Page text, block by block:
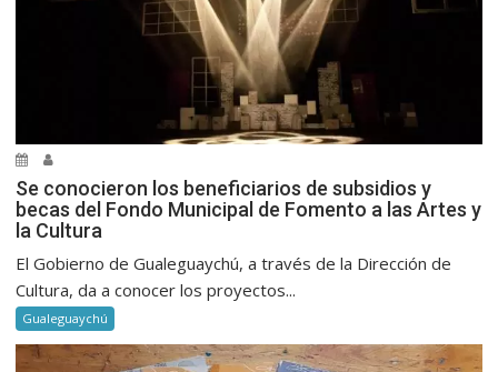
Se conocieron los beneficiarios de subsidios y
becas del Fondo Municipal de Fomento a las Artes y
la Cultura
El Gobierno de Gualeguaychú, a través de la Dirección de
Cultura, da a conocer los proyectos...
Gualeguaychú